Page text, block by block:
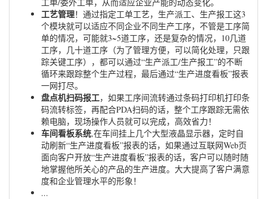
工艺管理！通过指定工单工艺，生产派工、生产报工这3
个模块就可以适应不同企业不同生产工序，不管是工序简
单的情况，可能就3~5道工序，还是复杂的情况，10几道
工序，几十道工序（为了管理方便，可以简化处理，只跟
踪关键工序），都可以通过“生产派工/生产报工”的不断
循环来跟踪整个生产过程，最后通过“生产进度看板”报表
一网打尽。
盘点机扫码报工，如果工序间流转通过条码打印机打印条
码流转标签，再配合PDA扫码的话，整个工序跟踪无需依
赖电脑，现场操作人员就可以完成，高效省力！
车间看板系统,在车间挂上几个大型液晶显示器，定时自
动刷新“生产进度看板”报表的话，如果通过互联网Web页
面向客户开放“生产进度看板”报表的话，客户可以随时随
地掌握他所关心的产品的生产进度。大大提高了客户满意
度和企业管理水平的形象！
...